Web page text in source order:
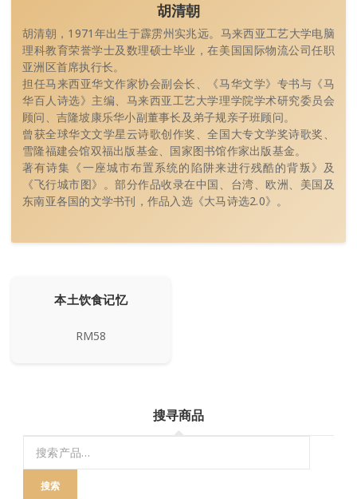
胡清朝
胡清朝，1971年出生于霹雳州实兆远。马来西亚工艺大学电脑
理科教育荣誉学士及数理硕士毕业，在美国国际物流公司任职
亚洲区首席执行长。
担任马来西亚华文作家协会副会长、《马华文学》专书与《马
华百人诗选》主编、马来西亚工艺大学理学院学术研究委员会
顾问、吉隆坡康乐华小副董事长及弟子规亲子班顾问。
曾获全球华文文学星云诗歌创作奖、全国大专文学奖诗歌奖、
雪隆福建会馆双福出版基金、国家图书馆作家出版基金。
著有诗集《一座城市布置系统的陷阱来进行残酷的背叛》及
《飞行城市图》。部分作品收录在中国、台湾、欧洲、美国及
东南亚各国的文学书刊，作品入选《大马诗选2.0》。
本土饮食记忆
RM58
搜寻商品
搜索